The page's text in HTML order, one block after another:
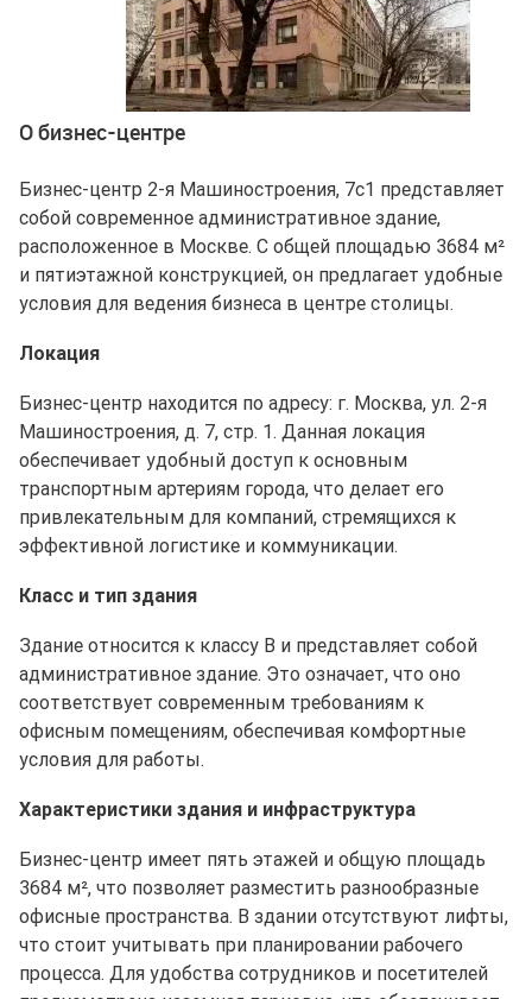
О бизнес-центре
Бизнес-центр 2-я Машиностроения, 7с1 представляет
собой современное административное здание,
расположенное в Москве. С общей площадью 3684 м²
и пятиэтажной конструкцией, он предлагает удобные
условия для ведения бизнеса в центре столицы.
Локация
Бизнес-центр находится по адресу: г. Москва, ул. 2-я
Машиностроения, д. 7, стр. 1. Данная локация
обеспечивает удобный доступ к основным
транспортным артериям города, что делает его
привлекательным для компаний, стремящихся к
эффективной логистике и коммуникации.
Класс и тип здания
Здание относится к классу B и представляет собой
административное здание. Это означает, что оно
соответствует современным требованиям к
офисным помещениям, обеспечивая комфортные
условия для работы.
Характеристики здания и инфраструктура
Бизнес-центр имеет пять этажей и общую площадь
3684 м², что позволяет разместить разнообразные
офисные пространства. В здании отсутствуют лифты,
что стоит учитывать при планировании рабочего
процесса. Для удобства сотрудников и посетителей